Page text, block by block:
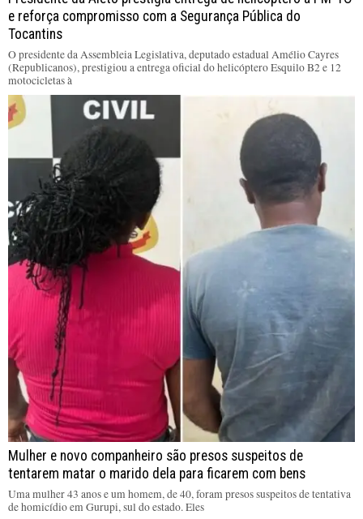
e reforça compromisso com a Segurança Pública do
Tocantins
O presidente da Assembleia Legislativa, deputado estadual Amélio Cayres
(Republicanos), prestigiou a entrega oficial do helicóptero Esquilo B2 e 12
motocicletas à
Mulher e novo companheiro são presos suspeitos de
tentarem matar o marido dela para ficarem com bens
Uma mulher 43 anos e um homem, de 40, foram presos suspeitos de tentativa
de homicídio em Gurupi, sul do estado. Eles